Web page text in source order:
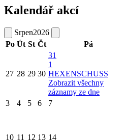
Kalendář akcí
Srpen2026
Po Út St Čt Pá
27 28 29 30
31
1
HEXENSCHUSS
Zobrazit všechny
záznamy ze dne
3 4 5 6 7
10 11 12 13 14